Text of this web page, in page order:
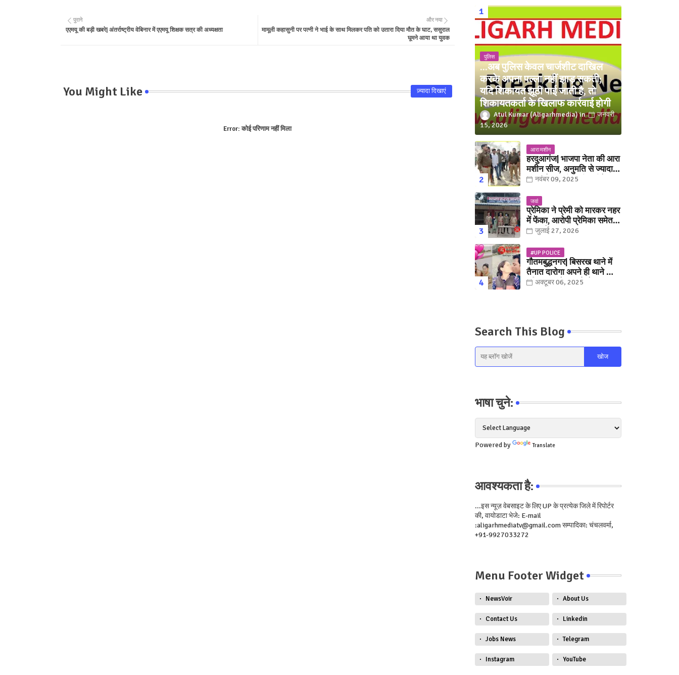
और नया
मामूली कहासुनी पर पत्नी ने भाई के साथ मिलकर पति को उतारा दिया मौत के घाट, ससुराल
घूमने आया था युवक
पुराने
एएमयू की बड़ी खबरे| अंतर्राष्ट्रीय वेबिनार में एएमयू शिक्षक सत्र की अध्यक्षता
You Might Like ज़्यादा दिखाएं
Error:कोई परिणाम नहीं मिला
पुलिस
...अब पुलिस केवल चार्जशीट दाखिल
करके अपना पल्ला नहीं झाड़ सकती;
यदि शिकायत झूठी पाई जाती है, तो
शिकायतकर्ता के खिलाफ कार्रवाई होगी
Atul Kumar (Aligarhmedia)
जनवरी
15, 2026
आरा मशीन
हरदुआगंज| भाजपा नेता की आरा
मशीन सीज, अनुमति से ज्यादा
संख्या में चलती मिली मशीनें
नवंबर 09, 2025
जवां
प्रेमिका ने प्रेमी को मारकर नहर
में फेंका, आरोपी प्रेमिका समेत
युवक गिरफ्तार
जुलाई 27, 2026
#UP POLICE
गौतमबुद्धनगर| बिसरख थाने में
तैनात दारोगा अपने ही थाने क़ी
महिला कांस्टेबल को लेकर हुए
अक्टूबर 06, 2025
Search This Blog
भाषा चुने:
Powered by Translate
आवश्यकता है:
...इस न्यूज़ वेबसाइट के लिए UP के प्रत्येक जिले में रिपोर्टर
की, वायोडाटा भेजे: E-mail
:aligarhmediatv@gmail.com सम्पादिका: चंचलवर्मा,
+91-9927033272
Menu Footer Widget
NewsVoir About Us
Contact Us Linkedin
Jobs News Telegram
Instagram YouTube